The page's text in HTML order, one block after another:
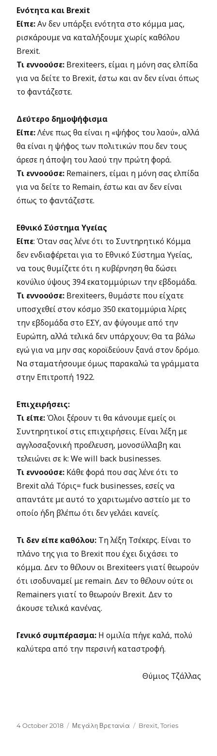
Ενότητα και Brexit
Είπε:Αν δεν υπάρξει ενότητα στο κόμμα μας,
ρισκάρουμε να καταλήξουμε χωρίς καθόλου
Brexit.
Τι εννοούσε: Brexiteers, είμαι η μόνη σας ελπίδα
για να δείτε το Brexit, έστω και αν δεν είναι όπως
το φαντάζεστε.
Δεύτερο δημοψήφισμα
Είπε:Λένε πως θα είναι η «ψήφος του λαού», αλλά
θα είναι η ψήφος των πολιτικών που δεν τους
άρεσε η άποψη του λαού την πρώτη φορά.
Τι εννοούσε: Remainers, είμαι η μόνη σας ελπίδα
για να δείτε το Remain, έστω και αν δεν είναι
όπως το φαντάζεστε.
Εθνικό Σύστημα Υγείας
Είπε: Όταν σας λένε ότι το Συντηρητικό Κόμμα
δεν ενδιαφέρεται για το Εθνικό Σύστημα Υγείας,
να τους θυμίζετε ότι η κυβέρνηση θα δώσει
κονύλιο ύψους 394 εκατομμύριων την εβδομάδα.
Τι εννοούσε: Brexiteers, θυμάστε που είχατε
υποσχεθεί στον κόσμο 350 εκατομμύρια λίρες
την εβδομάδα στο ΕΣΥ, αν φύγουμε από την
Ευρώπη, αλλά τελικά δεν υπάρχουν; Θα τα βάλω
εγώ για να μην σας κοροϊδεύουν ξανά στον δρόμο.
Να σταματήσουμε όμως παρακαλώ τα γράμματα
στην Επιτροπή 1922.
Επιχειρήσεις:
Τι είπε:Όλοι ξέρουν τι θα κάνουμε εμείς οι
Συντηρητικοί στις επιχειρήσεις. Είναι λέξη με
αγγλοσαξονική προέλευση, μονοσύλλαβη και
τελειώνει σε k: We will back businesses.
Τι εννοούσε: Κάθε φορά που σας λένε ότι το
Brexit αλά Τόρις= fuck businesses, εσείς να
απαντάτε με αυτό το χαριτωμένο αστείο με το
οποίο ήδη βλέπω ότι δεν γελάει κανείς.
Τι δεν είπε καθόλου: Τη λέξη Τσέκερς. Είναι το
πλάνο της για το Brexit που έχει διχάσει το
κόμμα. Δεν το θέλουν οι Brexiteers γιατί θεωρούν
ότι ισοδυναμεί με remain. Δεν το θέλουν ούτε οι
Remainers γιατί το θεωρούν Brexit. Δεν το
άκουσε τελικά κανένας.
Γενικό συμπέρασμα: Η ομιλία πήγε καλά, πολύ
καλύτερα από την περσινή καταστροφή.
Θύμιος Τζάλλας
Posted
4 October 2018 Categories
Μεγάλη Βρετανία Tags
Brexit,Tories